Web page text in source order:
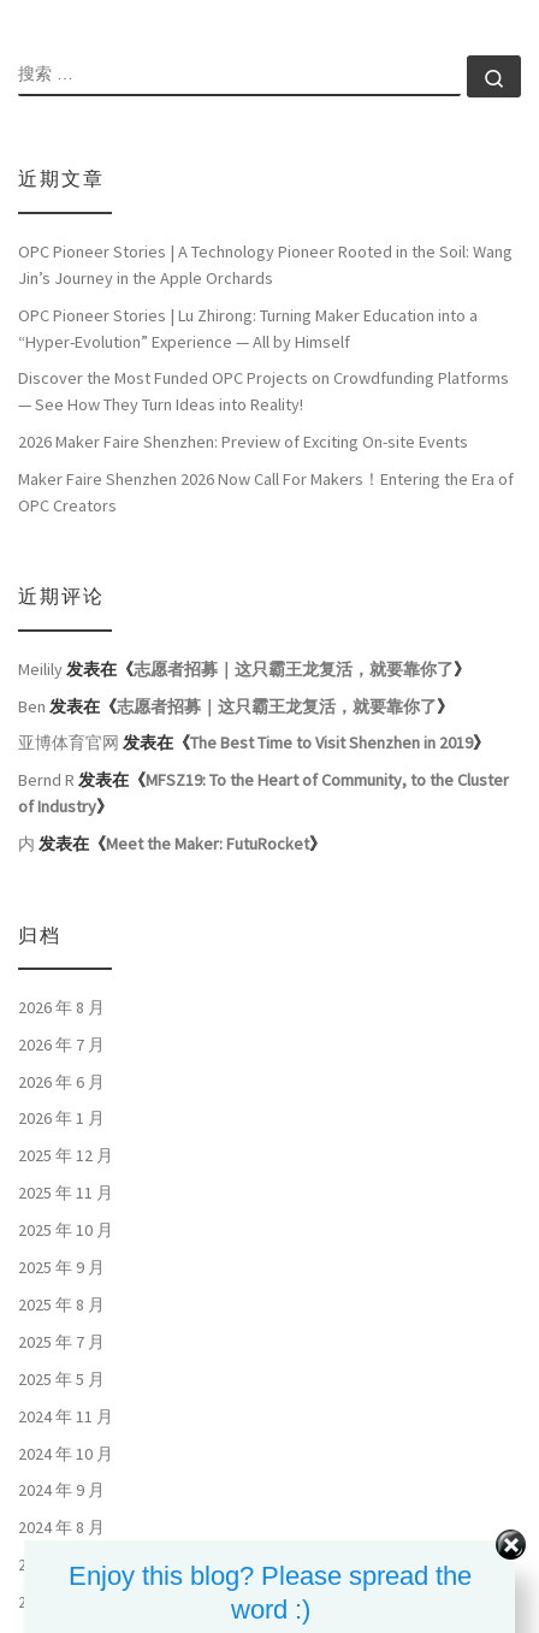
搜索
近期文章
OPC Pioneer Stories | A Technology Pioneer Rooted in the Soil: Wang
Jin’s Journey in the Apple Orchards
OPC Pioneer Stories | Lu Zhirong: Turning Maker Education into a
“Hyper-Evolution” Experience — All by Himself
Discover the Most Funded OPC Projects on Crowdfunding Platforms
— See How They Turn Ideas into Reality!
2026 Maker Faire Shenzhen: Preview of Exciting On-site Events
Maker Faire Shenzhen 2026 Now Call For Makers！Entering the Era of
OPC Creators
近期评论
Meilily发表在《志愿者招募｜这只霸王龙复活，就要靠你了》
Ben 发表在《志愿者招募｜这只霸王龙复活，就要靠你了》
亚博体育官网 发表在《The Best Time to Visit Shenzhen in 2019》
Bernd R 发表在《MFSZ19: To the Heart of Community, to the Cluster
of Industry》
内 发表在《Meet the Maker: FutuRocket》
归档
2026 年 8 月
2026 年 7 月
2026 年 6 月
2026 年 1 月
2025 年 12 月
2025 年 11 月
2025 年 10 月
2025 年 9 月
2025 年 8 月
2025 年 7 月
2025 年 5 月
2024 年 11 月
2024 年 10 月
2024 年 9 月
2024 年 8 月
2024 年 7 月
2024 年 6 月
Enjoy this blog? Please spread the
word :)